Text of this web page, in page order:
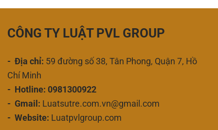
CÔNG TY LUẬT PVL GROUP
- Địa chỉ: 59 đường số 38, Tân Phong, Quận 7, Hồ
Chí Minh
- Hotline: 0981300922
- Gmail: Luatsutre.com.vn@gmail.com
- Website: Luatpvlgroup.com